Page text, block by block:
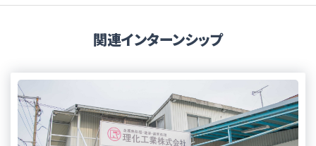
関連インターンシップ